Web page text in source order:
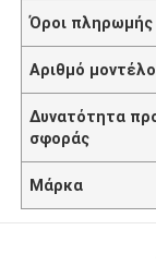
Όροι πληρωμής
Αριθμό
Δυνατότητα
σφοράς
Μάρκα